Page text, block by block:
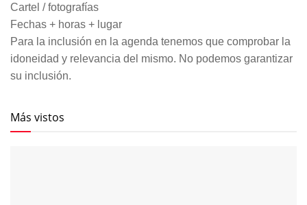
Cartel / fotografías
Fechas + horas + lugar
Para la inclusión en la agenda tenemos que comprobar la
idoneidad y relevancia del mismo. No podemos garantizar
su inclusión.
Más vistos